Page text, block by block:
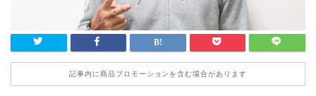
記事内に商品プロモーションを含む場合があります